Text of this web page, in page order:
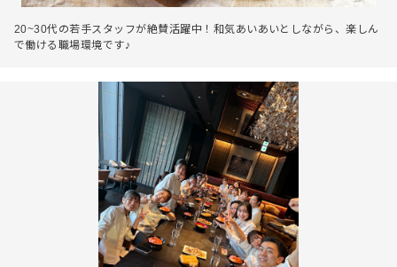
20~30代の若手スタッフが絶賛活躍中！和気あいあいとしながら、楽しん
で働ける職場環境です♪